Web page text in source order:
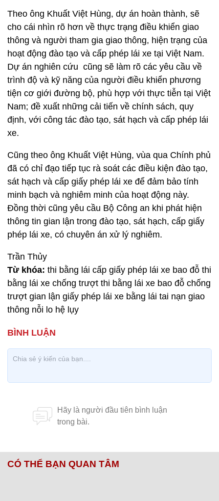
Theo ông Khuất Việt Hùng, dự án hoàn thành, sẽ
cho cái nhìn rõ hơn về thực trạng điều khiển giao
thông và người tham gia giao thông, hiện trạng của
hoạt động đào tạo và cấp phép lái xe tại Việt Nam.
Dự án nghiên cứu cũng sẽ làm rõ các yêu cầu về
trình độ và kỹ năng của người điều khiển phương
tiện cơ giới đường bộ, phù hợp với thực tiễn tại Việt
Nam; đề xuất những cải tiến về chính sách, quy
định, với công tác đào tạo, sát hạch và cấp phép lái
xe.
Cũng theo ông Khuất Việt Hùng, vùa qua Chính phủ
đã có chỉ đạo tiếp tục rà soát các điều kiện đào tạo,
sát hạch và cấp giấy phép lái xe để đảm bảo tính
minh bạch và nghiêm minh của hoạt động này.
Đồng thời cũng yêu cầu Bộ Công an khi phát hiện
thông tin gian lận trong đào tạo, sát hạch, cấp giấy
phép lái xe, có chuyên án xử lý nghiêm.
Trần Thủy
Từ khóa: thi bằng lái cấp giấy phép lái xe bao đỗ thi
bằng lái xe chống trượt thi bằng lái xe bao đỗ chống
trượt gian lận giấy phép lái xe bằng lái tai nạn giao
thông nỗi lo hệ lụy
CÓ THỂ BẠN QUAN TÂM